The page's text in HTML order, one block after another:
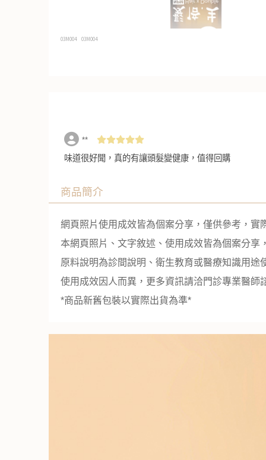
03M004 03M004
️**
味道很好聞，真的有讓頭髮變健康，值得回購
商品簡介
網頁照片使用成效皆為個案分享，僅供參考，實
本網頁照片、文字敘述、使用成效皆為個案分享
原料說明為診間說明、衛生教育或醫療知識用途
使用成效因人而異，更多資訊請洽門診專業醫師
*商品新舊包裝以實際出貨為準*